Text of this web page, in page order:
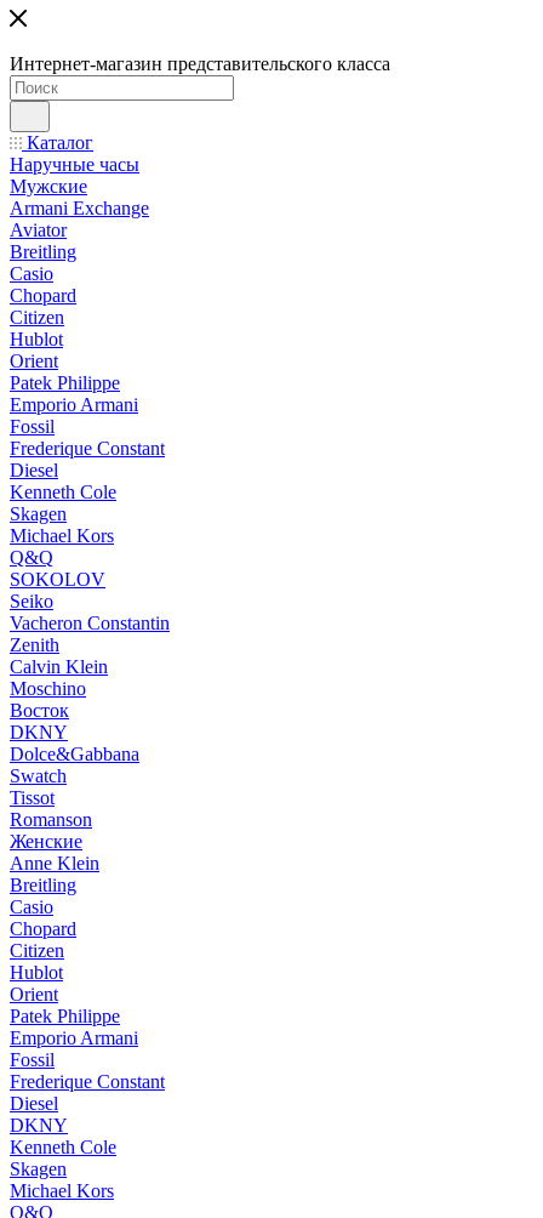
Интернет-магазин представительского класса
Каталог
Наручные часы
Мужские
Armani Exchange
Aviator
Breitling
Casio
Chopard
Citizen
Hublot
Orient
Patek Philippe
Emporio Armani
Fossil
Frederique Constant
Diesel
Kenneth Cole
Skagen
Michael Kors
Q&Q
SOKOLOV
Seiko
Vacheron Constantin
Zenith
Calvin Klein
Moschino
Восток
DKNY
Dolce&Gabbana
Swatch
Tissot
Romanson
Женские
Anne Klein
Breitling
Casio
Chopard
Citizen
Hublot
Orient
Patek Philippe
Emporio Armani
Fossil
Frederique Constant
Diesel
DKNY
Kenneth Cole
Skagen
Michael Kors
Q&Q